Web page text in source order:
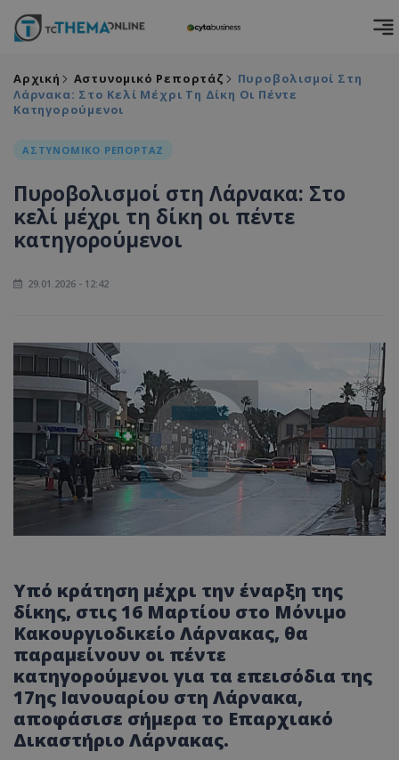
Αρχική Αστυνομικό Ρεπορτάζ
Πυροβολισμοί Στη
Λάρνακα: Στο Κελί Μέχρι Τη Δίκη Οι Πέντε
Κατηγορούμενοι
ΑΣΤΥΝΟΜΙΚΟ ΡΕΠΟΡΤΑΖ
Πυροβολισμοί στη Λάρνακα: Στο
κελί μέχρι τη δίκη οι πέντε
κατηγορούμενοι
29.01.2026 - 12:42
Υπό κράτηση μέχρι την έναρξη της
δίκης, στις 16 Μαρτίου στο Μόνιμο
Κακουργιοδικείο Λάρνακας, θα
παραμείνουν οι πέντε
κατηγορούμενοι για τα επεισόδια της
17ης Ιανουαρίου στη Λάρνακα,
αποφάσισε σήμερα το Επαρχιακό
Δικαστήριο Λάρνακας.